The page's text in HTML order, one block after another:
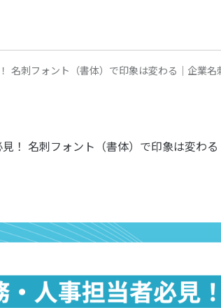
名刺フォント（書体）で印象は変わる｜企業
！ 名刺フォント（書体）で印象は変わ